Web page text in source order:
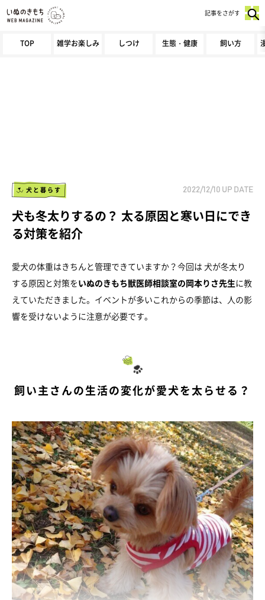
TOP 雑学お楽しみ しつけ 生態・健康 飼い方
記事をさがす
犬と暮らす 2022/12/10 UP DATE
犬も冬太りするの？ 太る原因と寒い日にでき
る対策を紹介
愛犬の体重はきちんと管理できていますか？今回は 犬が冬太り
する原因と対策をいぬのきもち獣医師相談室の岡本りさ先生に教
えていただきました。イベントが多いこれからの季節は、人の影
響を受けないように注意が必要です。
飼い主さんの生活の変化が愛犬を太らせる？